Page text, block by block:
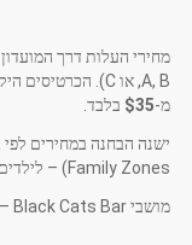
מחירי העלות דרך
מ-$35 בלבד.
Family Zones) – לילדים כרטיסים התחלתיים כבר מ-
מושבי Black Cats Bar – החל מ-